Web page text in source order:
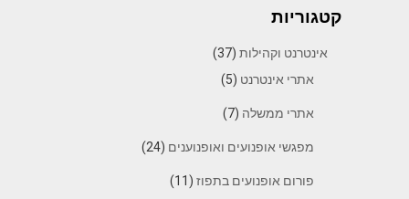
קטגוריות
אינטרנט וקהילות(37)
אתרי אינטרנט (5)
אתרי ממשלה (7)
מפגשי אופנועים ואופנוענים (24)
פורום אופנועים בתפוז(11)